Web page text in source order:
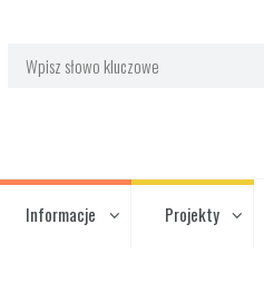
Informacje Projekty